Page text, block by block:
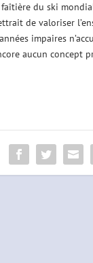
du ski
de valoriser
impaires
aucun concept